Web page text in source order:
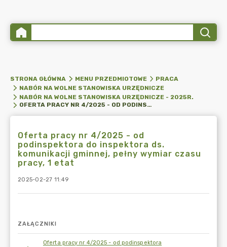
STRONA GŁÓWNA MENU PRZEDMIOTOWE
PRACA
NABÓR NA WOLNE STANOWISKA URZĘDNICZE
NABÓR NA WOLNE STANOWISKA URZĘDNICZE - 2025R.
OFERTA PRACY NR 4/2025 - OD PODINSPEKTORA DO INSPEKTORA DS. KOMUNIKACJI GMINNEJ, PEŁNY WYMIAR CZASU PRACY, 1 ETAT
Oferta pracy nr 4/2025 - od
podinspektora do inspektora ds.
komunikacji gminnej, pełny wymiar czasu
pracy, 1 etat
2025-02-27 11:49
ZAŁĄCZNIKI
Oferta pracy nr 4/2025 - od podinspektora